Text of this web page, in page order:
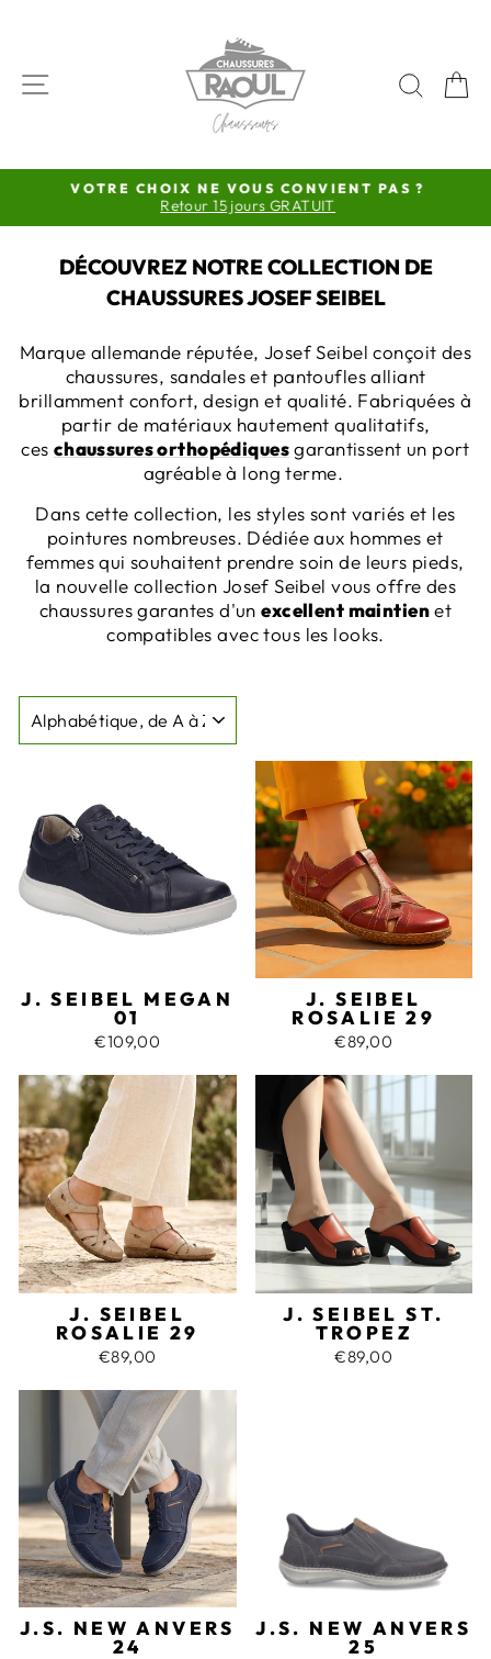
NAVIGATION
Diaporama
Pause
VOTRE CHOIX NE VOUS CONVIENT PAS ?
Retour 15 jours GRATUIT
DÉCOUVREZ NOTRE COLLECTION DE
CHAUSSURES JOSEF SEIBEL
Marque allemande réputée, Josef Seibel conçoit des
chaussures, sandales et pantoufles alliant
brillamment confort, design et qualité. Fabriquées à
partir de matériaux hautement qualitatifs,
ces chaussures orthopédiquesgarantissent un port
agréable à long terme.
Dans cette collection, les styles sont variés et les
pointures nombreuses. Dédiée aux hommes et
femmes qui souhaitent prendre soin de leurs pieds,
la nouvelle collection Josef Seibel vous offre des
chaussures garantes d'unexcellent maintienet
compatibles avec tous les looks.
J. SEIBEL MEGAN
01
€109,00
J. SEIBEL
ROSALIE 29
€89,00
J. SEIBEL
ROSALIE 29
€89,00
J. SEIBEL ST.
TROPEZ
€89,00
J.S. NEW ANVERS
24
J.S. NEW ANVERS
25